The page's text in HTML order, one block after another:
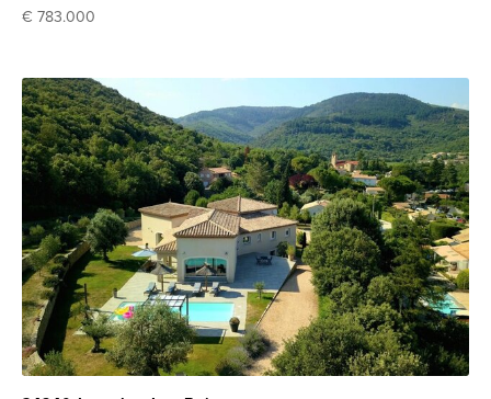
€ 783.000